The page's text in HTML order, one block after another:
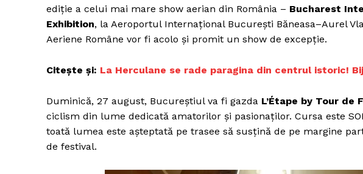
ediție a celui mai mare show aerian din România – Bucharest
Exhibition, la Aeroportul Internaţional Bucureşti Băneasa–Aurel
Aeriene Române vor fi acolo și promit un show de excepție.
Citește și: La Herculane se rade paragina din centrul istoric!
Duminică, 27 august, Bucureștiul va fi gazda L’Étape by Tour de
ciclism din lume dedicată amatorilor și pasionaților. Cursa este
toată lumea este așteptată pe trasee să susțină de pe margine
de festival.